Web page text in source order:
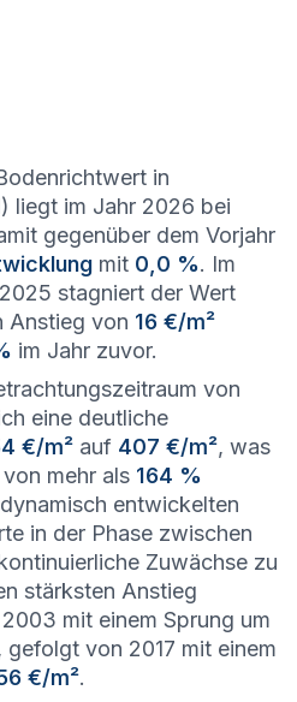
in
liegt im Jahr 2026 bei
gegenüber dem Vorjahr
mit 0,0 %. Im
stagniert der Wert
Anstieg von 16 €/m²
im Jahr zuvor.
von
eine deutliche
€/m² auf 407 €/m², was
mehr als 164 %
entwickelten
in der Phase zwischen
Zuwächse zu
stärksten Anstieg
mit einem Sprung um
gefolgt von 2017 mit einem
€/m².